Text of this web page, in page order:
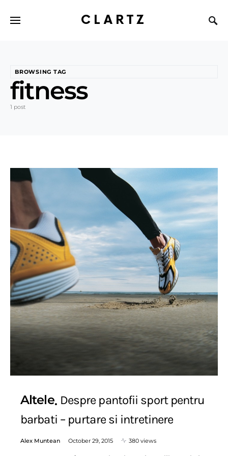
CLARTZ
BROWSING TAG
fitness
1 post
Altele Despre pantofii sport pentru
barbati – purtare si intretinere
Alex Muntean October 29, 2015 380 views